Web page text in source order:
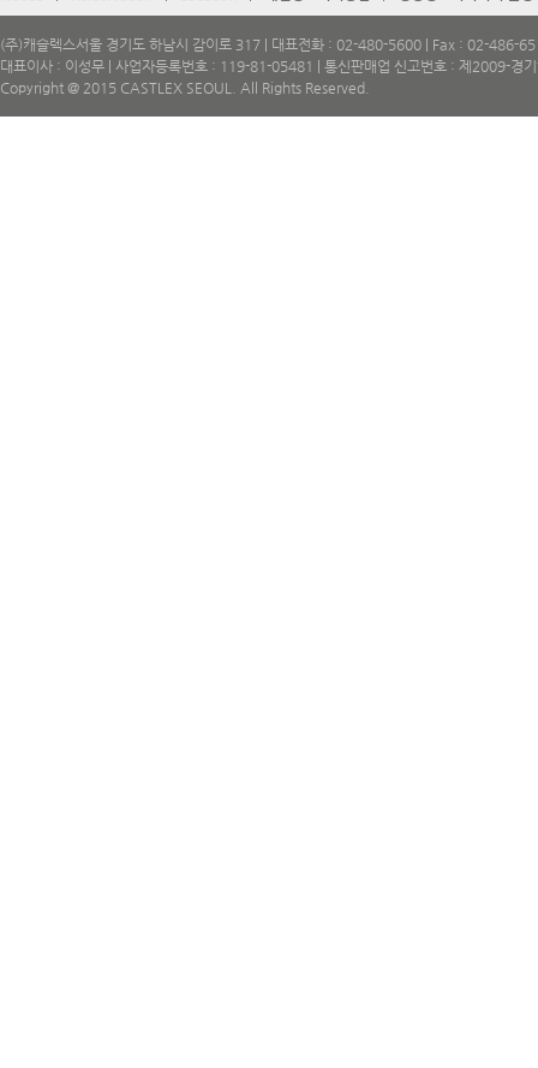
(주)캐슬렉스서울 경기도 하남시 감이로 317 | 대표전화 : 02-480-5600 | Fax : 02-486-
대표이사 : 이성무 | 사업자등록번호 : 119-81-05481 | 통신판매업 신고번호 : 제2009-경
Copyright @ 2015 CASTLEX SEOUL. All Rights Reserved.